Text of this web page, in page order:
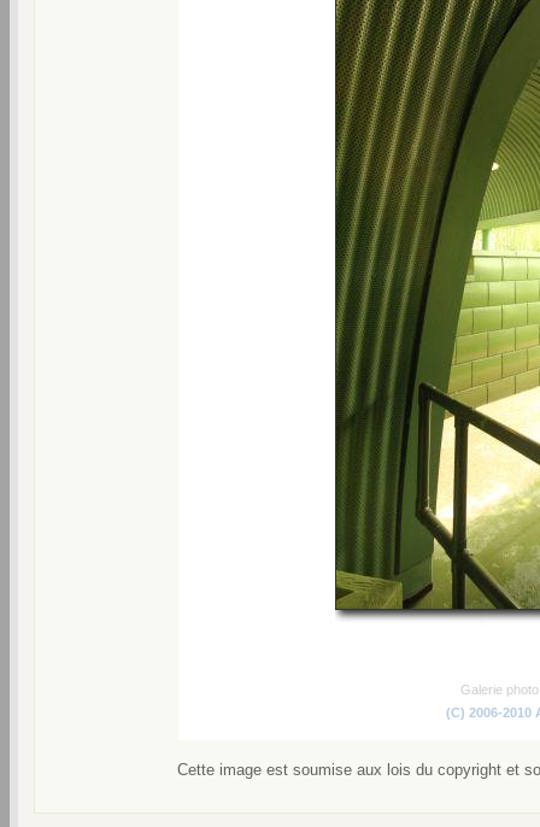
Galerie
(C) 2006-2010
Cette image est soumise aux lois du copyright et